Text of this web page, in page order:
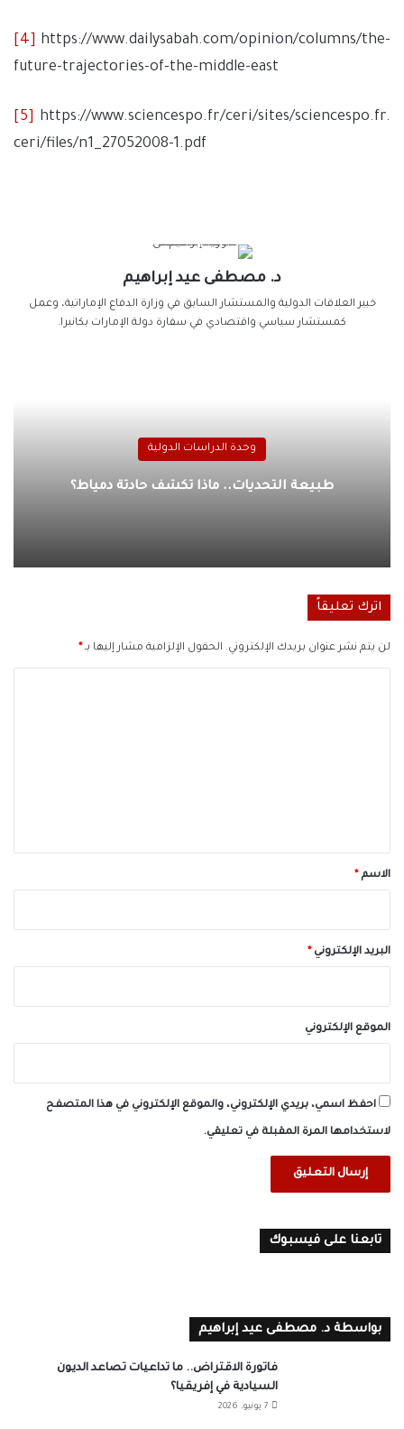
[4]
https://www.dailysabah.com/opinion/columns/the-
future-trajectories-of-the-middle-east
[5]
https://www.sciencespo.fr/ceri/sites/sciencespo.fr.
ceri/files/n1_27052008-1.pdf
د. مصطفى عيد إبراهيم
خبير العلاقات الدولية والمستشار السابق في وزارة الدفاع الإماراتية، وعمل
كمستشار سياسي واقتصادي في سفارة دولة الإمارات بكانبرا.
وحدة الدراسات الدولية
طبيعة التحديات.. ماذا تكشف حادثة دمياط؟
اترك تعليقاً
لن يتم نشر عنوان بريدك الإلكتروني. الحقول الإلزامية مشار إليها بـ*
*الاسم*
البريد الإلكتروني*
الموقع الإلكتروني
احفظ اسمي، بريدي الإلكتروني، والموقع الإلكتروني في هذا المتصفح
لاستخدامها المرة المقبلة في تعليقي.
تابعنا على فيسبوك
بواسطة د. مصطفى عيد إبراهيم
فاتورة الاقتراض.. ما تداعيات تصاعد الديون
السيادية في إفريقيا؟
7 يونيو، 2026